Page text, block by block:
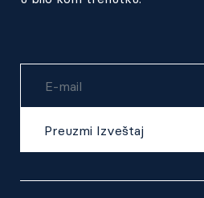
Preuzmi Izveštaj